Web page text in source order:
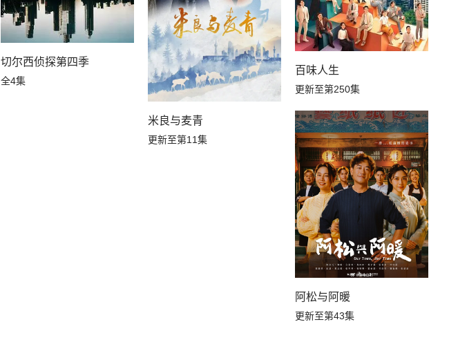
切尔西侦探第四季
全4集
米良与麦青
更新至第11集
百味人生
更新至第250集
阿松与阿暖
更新至第43集